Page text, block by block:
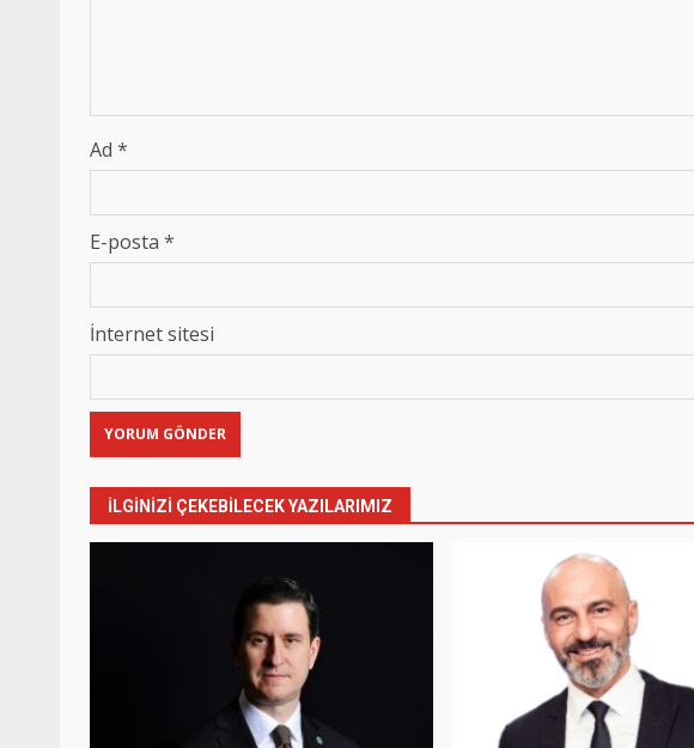
Ad *
E-posta *
İnternet sitesi
İLGINIZI ÇEKEBILECEK YAZILARIMIZ